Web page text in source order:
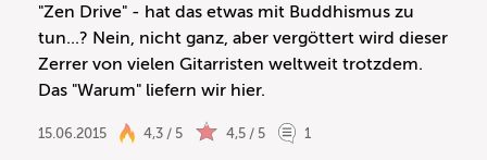
"Zen Drive" - hat das etwas mit Buddhismus zu
tun...? Nein, nicht ganz, aber vergöttert wird dieser
Zerrer von vielen Gitarristen weltweit trotzdem.
Das "Warum" liefern wir hier.
15.06.2015 4,3 / 5 4,5 / 5 1